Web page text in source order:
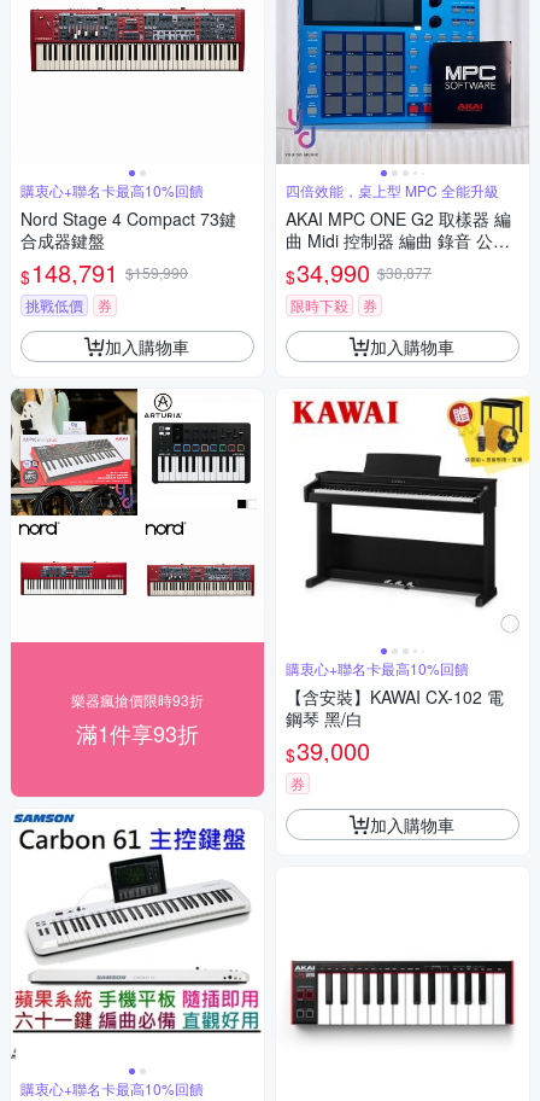
購衷心+聯名卡最高10%回饋
Nord Stage 4 Compact 73鍵
合成器鍵盤
$148,791 $159,990
挑戰低價
券
加入購物車
樂器瘋搶價限時93折
滿1件享93折
購衷心+聯名卡最高10%回饋
四倍效能，桌上型 MPC 全能升級
AKAI MPC ONE G2 取樣器 編
曲 Midi 控制器 編曲 錄音 公司
貨
$34,990 $38,877
限時下殺
券
加入購物車
購衷心+聯名卡最高10%回饋
【含安裝】KAWAI CX-102 電
鋼琴 黑/白
$39,000
券
加入購物車